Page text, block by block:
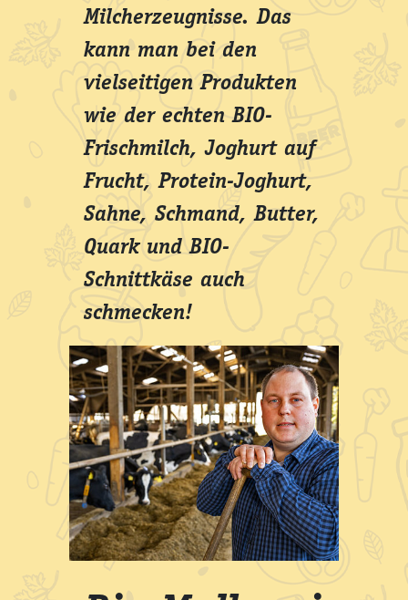
Milcherzeugnisse. Das
kann man bei den
vielseitigen Produkten
wie der echten BIO-
Frischmilch, Joghurt auf
Frucht, Protein-Joghurt,
Sahne, Schmand, Butter,
Quark und BIO-
Schnittkäse auch
schmecken!